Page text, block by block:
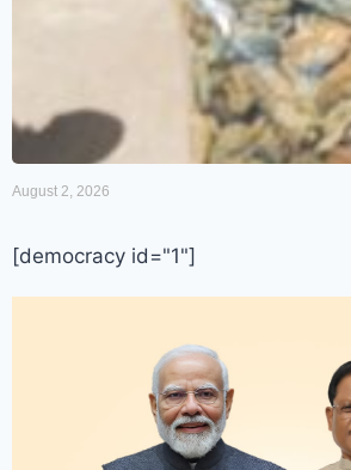
August 2, 2026
[democracy id="1"]